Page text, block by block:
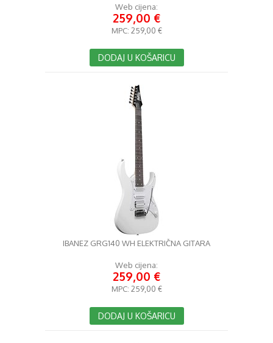
Web cijena:
259,00 €
MPC: 259,00 €
DODAJ U KOŠARICU
IBANEZ GRG140 WH ELEKTRIČNA GITARA
Web cijena:
259,00 €
MPC: 259,00 €
DODAJ U KOŠARICU